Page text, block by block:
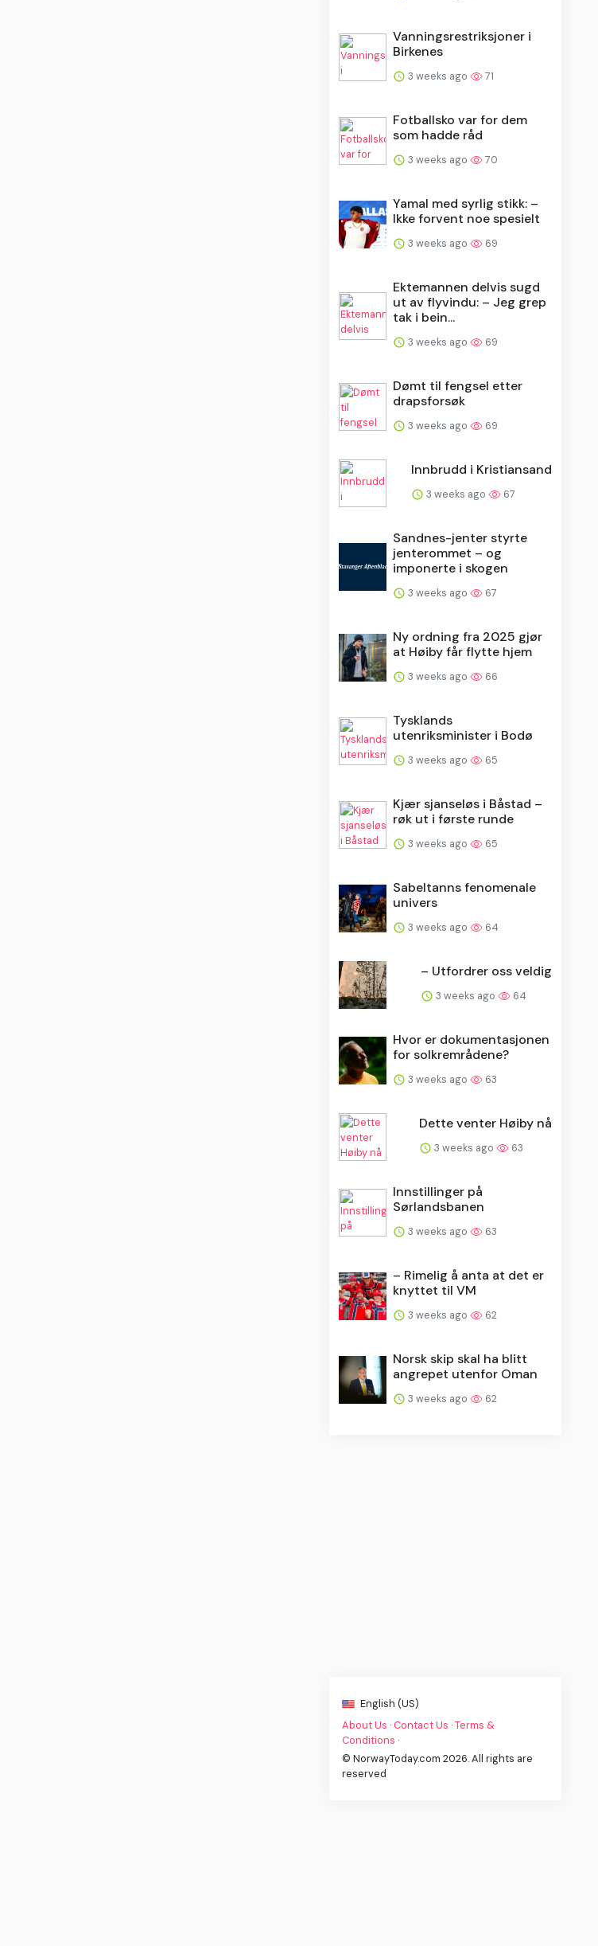
Vanningsrestriksjoner i
Birkenes
3 weeks ago 71
Fotballsko var for dem
som hadde råd
3 weeks ago 70
Yamal med syrlig stikk: –
Ikke forvent noe spesielt
3 weeks ago 69
Ektemannen delvis sugd
ut av flyvindu: – Jeg grep
tak i bein...
3 weeks ago 69
Dømt til fengsel etter
drapsforsøk
3 weeks ago 69
Innbrudd i Kristiansand
3 weeks ago 67
Sandnes-jenter styrte
jenterommet – og
imponerte i skogen
3 weeks ago 67
Ny ordning fra 2025 gjør
at Høiby får flytte hjem
3 weeks ago 66
Tysklands
utenriksminister i Bodø
3 weeks ago 65
Kjær sjanseløs i Båstad –
røk ut i første runde
3 weeks ago 65
Sabeltanns fenomenale
univers
3 weeks ago 64
– Utfordrer oss veldig
3 weeks ago 64
Hvor er dokumentasjonen
for solkremrådene?
3 weeks ago 63
Dette venter Høiby nå
3 weeks ago 63
Innstillinger på
Sørlandsbanen
3 weeks ago 63
– Rimelig å anta at det er
knyttet til VM
3 weeks ago 62
Norsk skip skal ha blitt
angrepet utenfor Oman
3 weeks ago 62
English (US)
About Us · Contact Us ·Terms &
Conditions ·
© NorwayToday.com 2026. All rights are
reserved